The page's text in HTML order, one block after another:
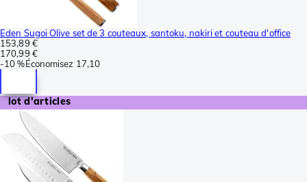
Eden Sugoi Olive set de 3 couteaux, santoku, nakiri et couteau d'office
153,89 €
170,99 €
-10 %Économisez 17,10
lot d'articles